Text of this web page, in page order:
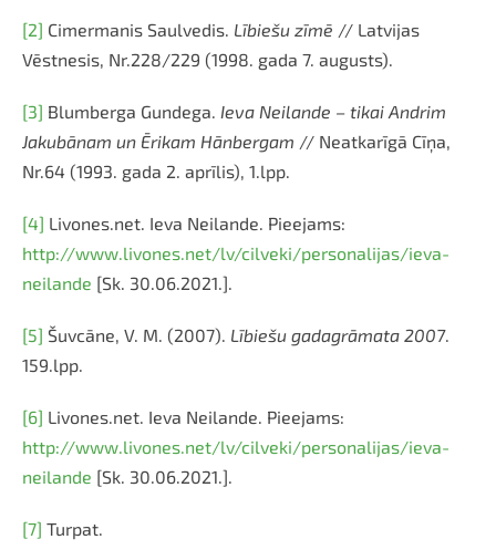
[2] Cimermanis Saulvedis. Lībiešu zīmē // Latvijas
Vēstnesis, Nr.228/229 (1998. gada 7. augusts).
[3] Blumberga Gundega. Ieva Neilande – tikai Andrim
Jakubānam un Ērikam Hānbergam // Neatkarīgā Cīņa,
Nr.64 (1993. gada 2. aprīlis), 1.lpp.
[4] Livones.net. Ieva Neilande. Pieejams:
http://www.livones.net/lv/cilveki/personalijas/ieva-
neilande [Sk. 30.06.2021.].
[5] Šuvcāne, V. M. (2007). Lībiešu gadagrāmata 2007.
159.lpp.
[6] Livones.net. Ieva Neilande. Pieejams:
http://www.livones.net/lv/cilveki/personalijas/ieva-
neilande [Sk. 30.06.2021.].
[7] Turpat.